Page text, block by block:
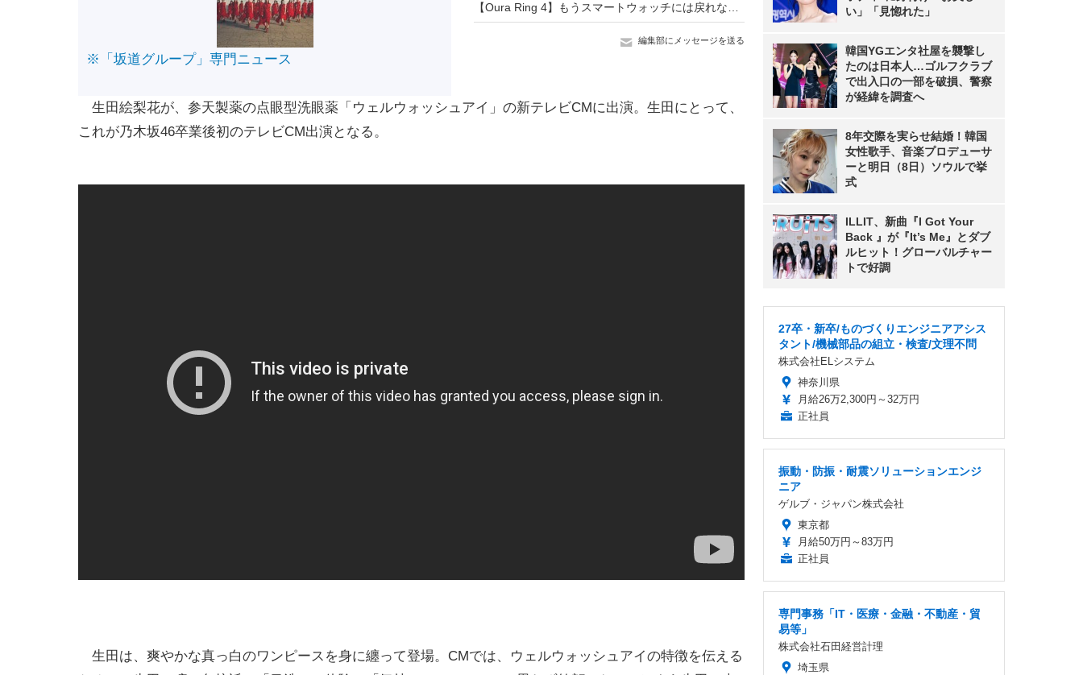
編集部にメッセージを送る
※「坂道グループ」専門ニュース
生田絵梨花が、参天製薬の点眼型洗眼薬「ウェルウォッシュアイ」の新テレビCMに出演。生田にとって、
これが乃木坂46卒業後初のテレビCM出演となる。
生田は、爽やかな真っ白のワンピースを身に纏って登場。CMでは、ウェルウォッシュアイの特徴を伝える
い」「見惚れた」
韓国YGエンタ社屋を襲撃し
たのは日本人…ゴルフクラブ
で出入口の一部を破損、警察
が経緯を調査へ
8年交際を実らせ結婚！韓国
女性歌手、音楽プロデューサ
ーと明日（8日）ソウルで挙
式
ILLIT、新曲『I Got Your
Back 』が『It’s Me』とダブ
ルヒット！グローバルチャー
トで好調
27卒・新卒/ものづくりエンジニアアシス
タント/機械部品の組立・検査/文理不問
株式会社ELシステム
神奈川県
月給26万2,300円～32万円
正社員
振動・防振・耐震ソリューションエンジ
ニア
ゲルブ・ジャパン株式会社
東京都
月給50万円～83万円
正社員
専門事務「IT・医療・金融・不動産・貿
易等」
株式会社石田経営計理
埼玉県